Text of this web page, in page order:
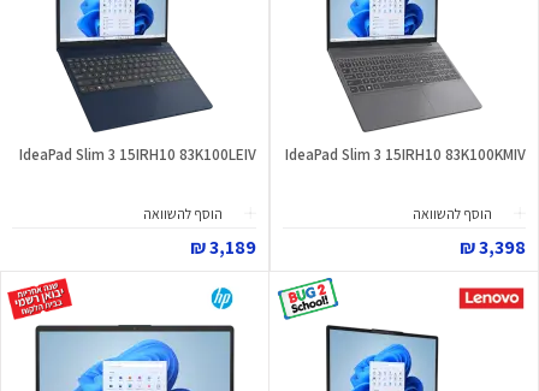
IdeaPad Slim 3 15IRH10 83K100KMIV
הוסף להשוואה
3,398 ₪
IdeaPad Slim 3 15IRH10 83K100LEIV
הוסף להשוואה
3,189 ₪